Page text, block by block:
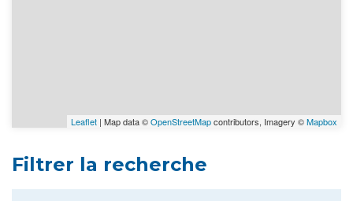
Leaflet | Map data ©OpenStreetMapcontributors, Imagery ©Mapbox
Filtrer la recherche